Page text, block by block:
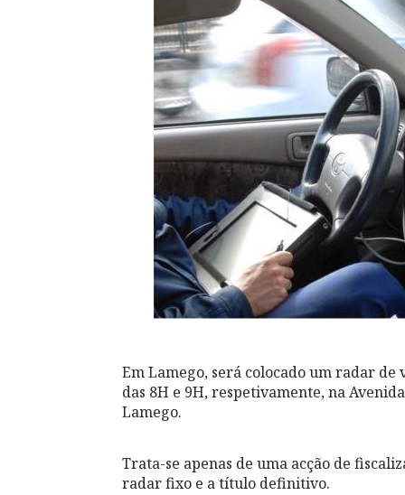
Em Lamego, será colocado um radar de
das 8H e 9H, respetivamente, na
Lamego.
Trata-se apenas de uma acção de
radar fixo e a título definitivo.